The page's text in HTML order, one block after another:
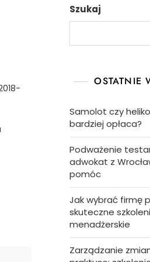
Szukaj
OSTATNIE
Samolot czy
bardziej opłaca?
Podważenie
adwokat z
pomóc
Jak wybrać firmę
skuteczne
menadżerskie
Zarządzanie